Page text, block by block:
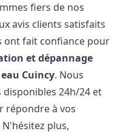
fiers de nos
avis clients satisfaits
ont fait confiance pour
et dépannage
Cuincy. Nous
disponibles 24h/24 et
répondre à vos
plus,